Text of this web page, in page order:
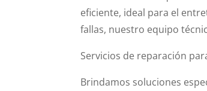
eficiente, ideal para el
fallas, nuestro equipo
Servicios de reparación
Brindamos soluciones